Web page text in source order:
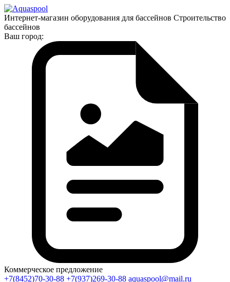
Интернет-магазин оборудования для бассейнов Строительство
бассейнов
Ваш город:
Коммерческое предложение
+7(8452)70-30-88 +7(937)269-30-88 aquaspool@mail.ru